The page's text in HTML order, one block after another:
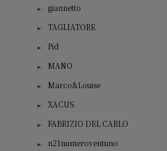
giannetto
TAGLIATORE
Pid
MANO
Marco&Louise
XACUS
FABRIZIO DEL CARLO
n21numeroventuno